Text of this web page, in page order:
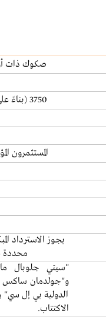
صكوك ذات
3750 (بناءً على الحد الأدنى للفئة وإجمالي حجم الإصدار)
المستثمرون
يجوز الاسترداد
محددة
"سيتي جلوبال
و"جولدمان ساكس
الدولية بي إل سي"
الاكتتاب.